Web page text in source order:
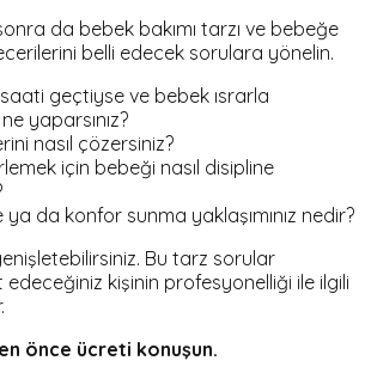
da bebek bakımı tarzı ve bebeğe
belli edecek sorulara yönelin.
geçtiyse ve bebek ısrarla
yaparsınız?
nasıl çözersiniz?
için bebeği nasıl disipline
da konfor sunma yaklaşımınız nedir?
Bu tarz sorular
kişinin profesyonelliği ile ilgili
önce ücreti konuşun.